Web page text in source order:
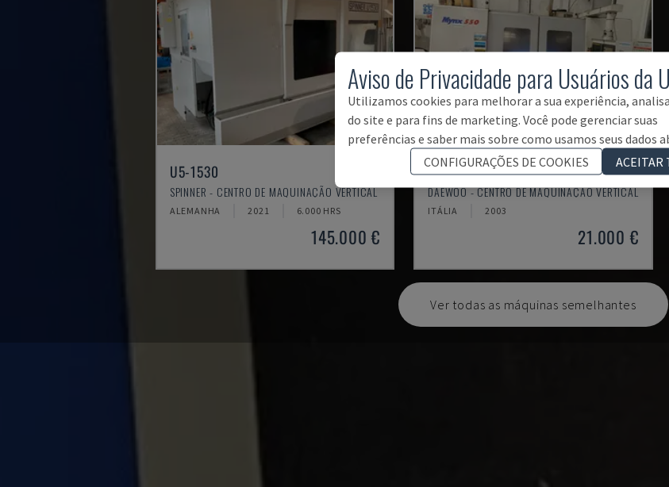
U5-1530
SPINNER - CENTRO DE MAQUINAÇÃO VERTICAL
ALEMANHA 2021 6.000 HRS
145.000 €
MYNX 550
DAEWOO - CENTRO DE MAQUINAÇÃO VERTICAL
ITÁLIA 2003
21.000 €
Ver todas as máquinas semelhantes
Aviso de Privacidade para Usuários da
Utilizamos cookies para melhorar a sua experiência,
do site e para fins de marketing. Você pode gerenciar suas
preferências e saber mais sobre como usamos seus dados
CONFIGURAÇÕES DE COOKIES
ACEITAR